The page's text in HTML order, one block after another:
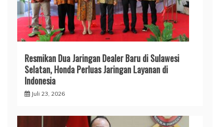
Resmikan Dua Jaringan Dealer Baru di Sulawesi
Selatan, Honda Perluas Jaringan Layanan di
Indonesia
Juli 23, 2026